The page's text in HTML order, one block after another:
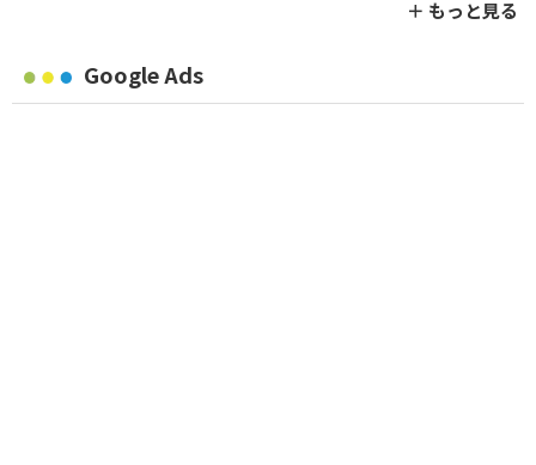
＋ もっと見る
Google Ads